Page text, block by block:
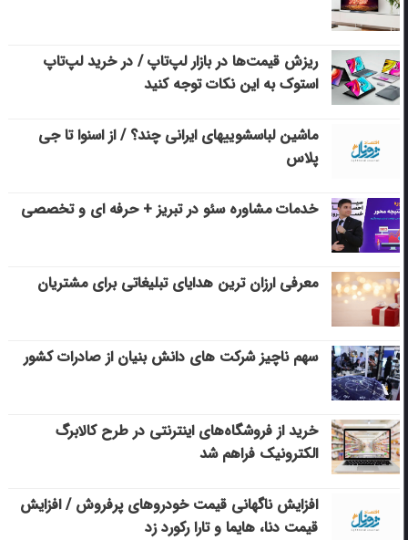
ریزش قیمت‌ها در بازار لپ‌تاپ / در خرید لپ‌تاپ
استوک به این نکات توجه کنید
ماشین لباسشویی‎های ایرانی چند؟ / از اسنوا تا جی
پلاس
خدمات مشاوره سئو در تبریز + حرفه ای و تخصصی
معرفی ارزان ترین هدایای تبلیغاتی برای مشتریان
سهم ناچیز شرکت های دانش بنیان از صادرات کشور
خرید از فروشگاه‌های اینترنتی در طرح کالابرگ
الکترونیک فراهم شد
افزایش ناگهانی قیمت خودروهای پرفروش / افزایش
قیمت دنا، هایما و تارا رکورد زد